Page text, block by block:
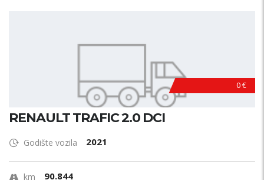
0 €
RENAULT TRAFIC 2.0 DCI
Godište vozila 2021
km 90.844